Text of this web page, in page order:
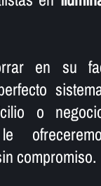
en su
o
compromiso.